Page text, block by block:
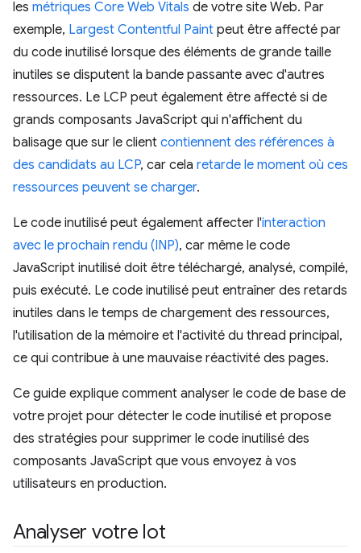
les métriques Core Web Vitals de votre site Web. Par
exemple, Largest Contentful Paint peut être affecté par
du code inutilisé lorsque des éléments de grande taille
inutiles se disputent la bande passante avec d'autres
ressources. Le LCP peut également être affecté si de
grands composants JavaScript qui n'affichent du
balisage que sur le client contiennent des références à
des candidats au LCP, car cela retarde le moment où ces
ressources peuvent se charger.
Le code inutilisé peut également affecter l'interaction
avec le prochain rendu (INP), car même le code
JavaScript inutilisé doit être téléchargé, analysé, compilé,
puis exécuté. Le code inutilisé peut entraîner des retards
inutiles dans le temps de chargement des ressources,
l'utilisation de la mémoire et l'activité du thread principal,
ce qui contribue à une mauvaise réactivité des pages.
Ce guide explique comment analyser le code de base de
votre projet pour détecter le code inutilisé et propose
des stratégies pour supprimer le code inutilisé des
composants JavaScript que vous envoyez à vos
utilisateurs en production.
Analyser votre lot